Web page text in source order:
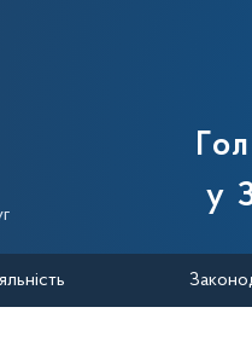
Державної
у